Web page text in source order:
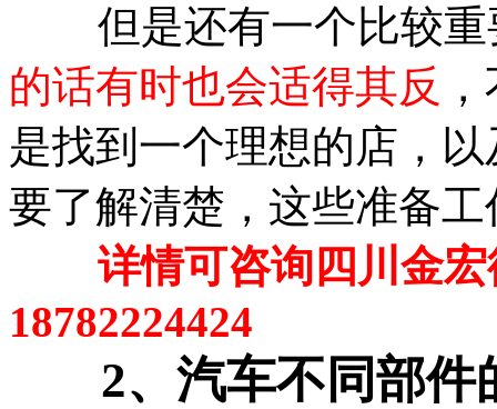
但是还有一个比较
的话有时也会适得其反
是找到一个理想的店，
要了解清楚，这些准备
详情可咨询四川金
18782224424
2、汽车不同部件